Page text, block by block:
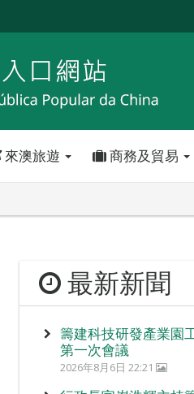
來澳旅遊 商務及貿易
最新新聞
籌建科技研發產業園
第一次會議
2026年8月6日 22:21